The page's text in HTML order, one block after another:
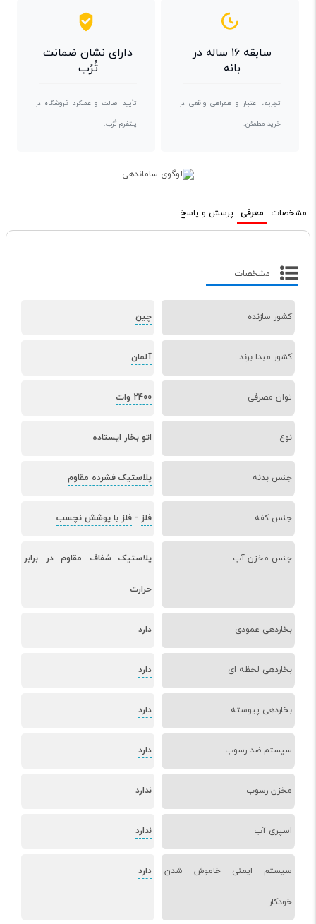
سابقه ۱۶ ساله در
بانه
تجربه، اعتبار و همراهی واقعی در
خرید مطمئن.
دارای نشان ضمانت
تُرُب
تأیید اصالت و عملکرد فروشگاه در
پلتفرم تُرُب.
مشخصات معرفی پرسش و پاسخ
مشخصات
کشور سازنده چین
کشور مبدا برند آلمان
توان مصرفی 2400 وات
نوع اتو بخار ایستاده
جنس بدنه پلاستیک فشرده مقاوم
جنس کفه فلز - فلز با پوشش نچسب
جنس مخزن آب پلاستیک شفاف مقاوم در برابر
حرارت
بخاردهی عمودی دارد
بخاردهی لحظه ای دارد
بخاردهی پیوسته دارد
سیستم ضد رسوب دارد
مخزن رسوب ندارد
اسپری آب ندارد
سیستم ایمنی خاموش شدن
خودکار
دارد